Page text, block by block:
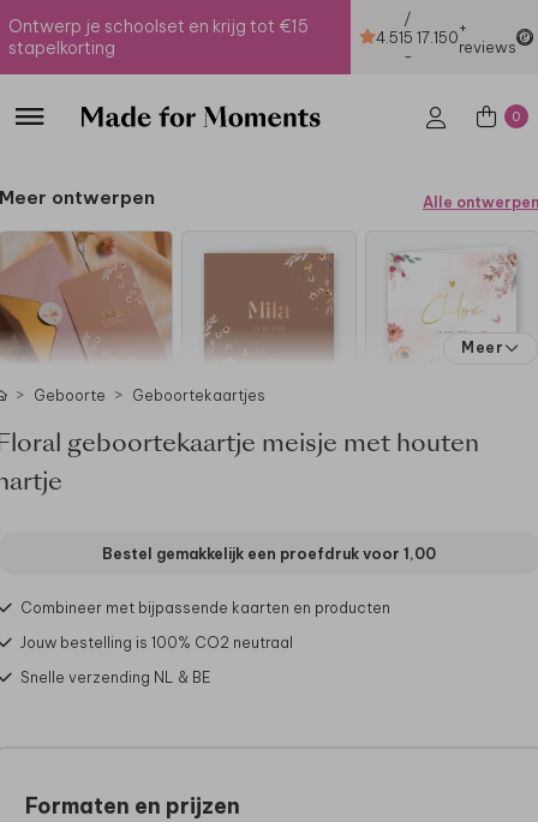
Ontwerp je schoolset en krijg tot €15
stapelkorting
4.51
/
5
-
17.150+
reviews
0
Meer ontwerpen Alle ontwerpen
Meer
Geboorte Geboortekaartjes
geboortekaartje meisje met houten
Bestel gemakkelijk een proefdruk voor 1,00
Combineer met bijpassende kaarten en producten
Jouw bestelling is 100% CO2 neutraal
Snelle verzending NL & BE
Formaten en prijzen